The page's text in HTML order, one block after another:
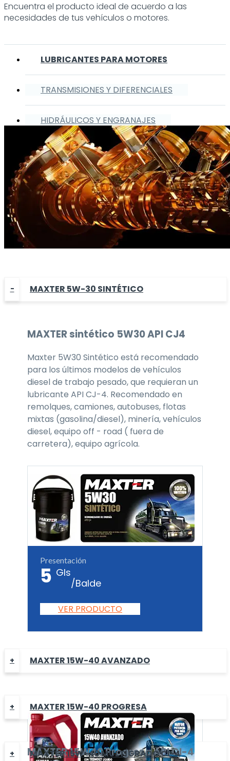
Encuentra el producto ideal de acuerdo a las
necesidades de tus vehículos o motores.
LUBRICANTES PARA MOTORES
TRANSMISIONES Y DIFERENCIALES
HIDRÁULICOS Y ENGRANAJES
MAXTER 5W-30 SINTÉTICO
MAXTERsintético 5W30API CJ4
Maxter 5W30 Sintético está recomendado
para los últimos modelos de vehículos
diesel de trabajo pesado, que requieran un
lubricante API CJ-4. Recomendado en
remolques, camiones, autobuses, flotas
mixtas (gasolina/diesel), minería, vehículos
diesel, equipo off - road ( fuera de
carretera), equipo agrícola.
Presentación
5 Gls
/Balde
VER PRODUCTO
MAXTER 15W-40 AVANZADO
MAXTER 15W-40 PROGRESA
MAXTER15W40 ProgresaAPI CI-4
MAXTER 15W-40 MULTÍGRADO CI-4